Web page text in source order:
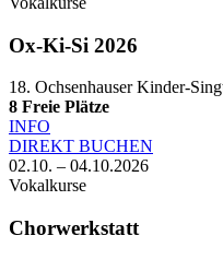
Ox-Ki-Si 2026
18. Ochsenhauser Kinder-
8 Freie Plätze
INFO
DIREKT BUCHEN
02.10. – 04.10.2026
Vokalkurse
Chorwerkstatt